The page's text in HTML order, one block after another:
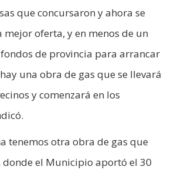
que concursaron y ahora se
oferta, y en menos de un
de provincia para arrancar
una obra de gas que se llevará
y comenzará en los
tenemos otra obra de gas que
el Municipio aportó el 30